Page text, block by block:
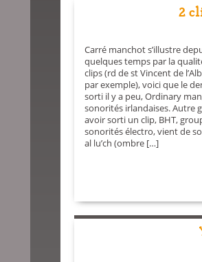
2
Carré manchot s’illustre
quelques temps par la
clips (rd de st Vincent de
par exemple), voici que le
sorti il y a peu, Ordinary
sonorités irlandaises. Autre
avoir sorti un clip, BHT,
sonorités électro, vient de
al lu’ch (ombre […]